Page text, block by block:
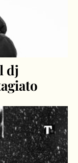
dj